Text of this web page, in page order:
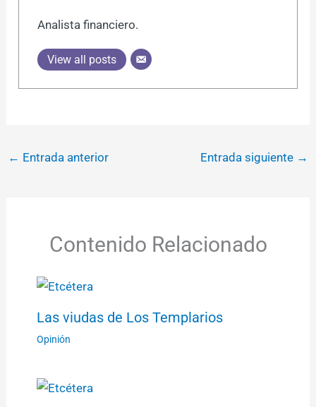
Analista financiero.
View all posts
← Entrada anterior Entrada siguiente →
Contenido Relacionado
Las viudas de Los Templarios
Opinión